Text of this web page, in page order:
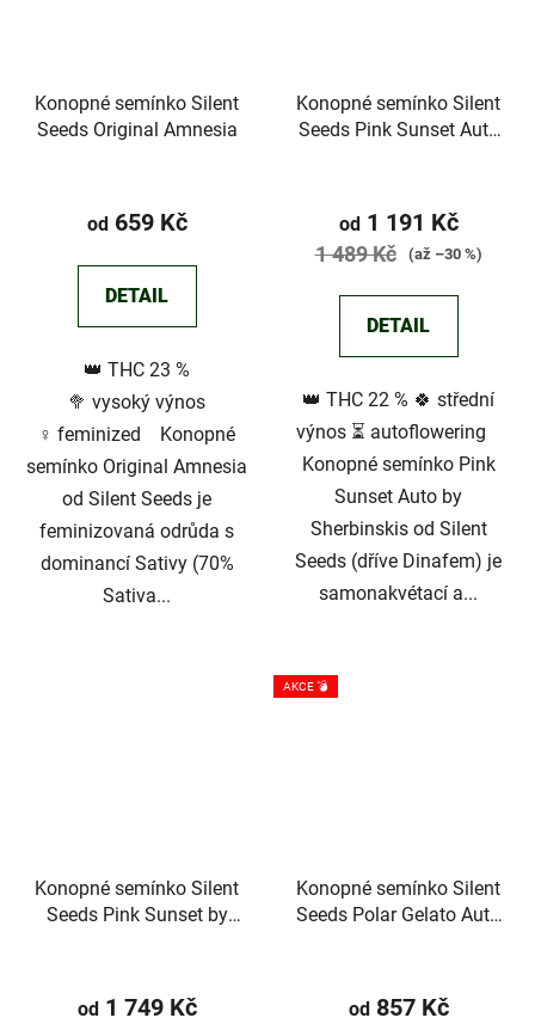
Konopné semínko Silent
Seeds Original Amnesia
od659 Kč
DETAIL
👑 THC 23 %
🥦 vysoký výnos
♀️ feminized Konopné
semínko Original Amnesia
od Silent Seeds je
feminizovaná odrůda s
dominancí Sativy (70%
Sativa...
Konopné semínko Silent
Seeds Pink Sunset Auto
hodnocení
produktu
z
hvězdiček.
od1 191 Kč
1 489 Kč (až –30 %)
DETAIL
👑 THC 22 % 🍀 střední
výnos ⏳ autoflowering
Konopné semínko Pink
Sunset Auto by
Sherbinskis od Silent
Seeds (dříve Dinafem) je
samonakvétací a...
Konopné semínko Silent
Seeds Pink Sunset by
od1 749 Kč
AKCE 💣
Konopné semínko Silent
Seeds Polar Gelato Auto
od857 Kč